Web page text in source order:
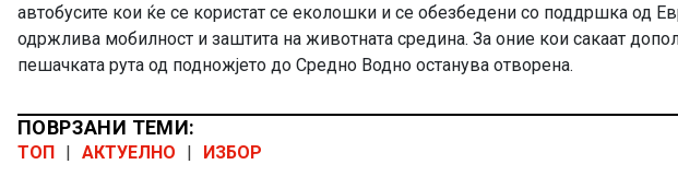
автобусите кои ќе се користат се еколошки и се обезбедени со поддршка од
одржлива мобилност и заштита на животната средина. За оние кои сакаат
пешачката рута од подножјето до Средно Водно останува отворена.
ПОВРЗАНИ ТЕМИ:
ТОП | АКТУЕЛНО | ИЗБОР